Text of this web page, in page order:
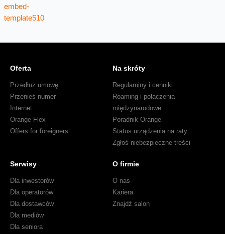
Oferta
Przedłuż umowę
Przenieś numer
Internet
Orange Flex
Offers for foreigners
Na skróty
Regulaminy i cenniki
Roaming i połączenia
międzynarodowe
Poradnik Orange
Status urządzenia na raty
Zgłoś niebezpieczne treści
Serwisy
Dla inwestorów
Dla operatorów
Dla dostawców
Dla mediów
Dla seniora
O firmie
O nas
Kariera
Znajdź salon